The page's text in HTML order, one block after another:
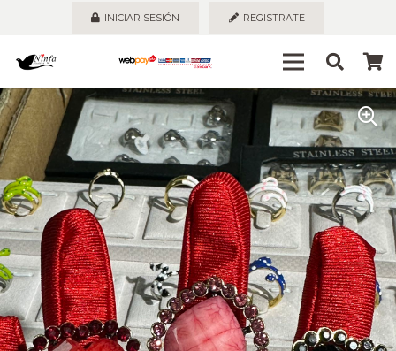
INICIAR SESIÓN REGISTRATE